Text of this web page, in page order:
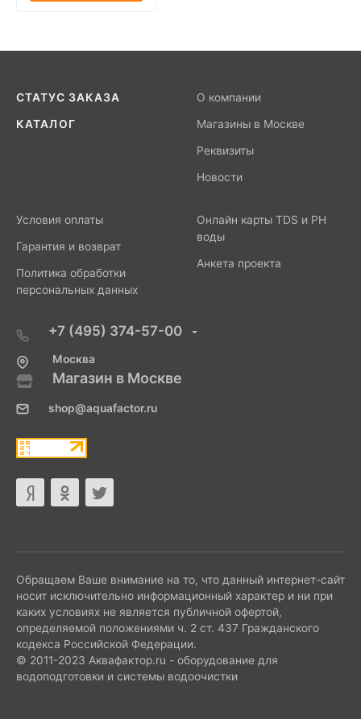
СТАТУС ЗАКАЗА
КАТАЛОГ
О компании
Магазины в Москве
Реквизиты
Новости
Условия оплаты
Гарантия и возврат
Политика обработки
персональных данных
Онлайн карты TDS и PH
воды
Анкета проекта
+7 (495) 374-57-00
Москва
Магазин в Москве
shop@aquafactor.ru
Обращаем Ваше внимание на то, что данный интернет-сайт
носит исключительно информационный характер и ни при
каких условиях не является публичной офертой,
определяемой положениями ч. 2 ст. 437 Гражданского
кодекса Российской Федерации.
© 2011-2023 Аквафактор.ru - оборудование для
водоподготовки и системы водоочистки